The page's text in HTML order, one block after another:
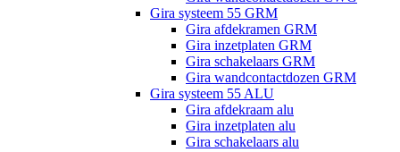
Gira systeem 55 GRM
Gira afdekramen GRM
Gira inzetplaten GRM
Gira schakelaars GRM
Gira wandcontactdozen GRM
Gira systeem 55 ALU
Gira afdekraam alu
Gira inzetplaten alu
Gira schakelaars alu